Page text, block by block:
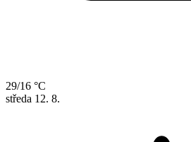
29/16 °C
středa 12. 8.